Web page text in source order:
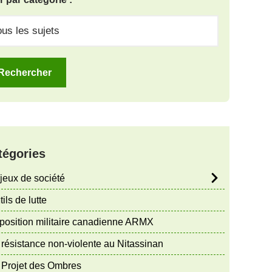
de société
de lutte
militaire canadienne ARMX
résistance non-violente au Nitassinan
Projet des Ombres